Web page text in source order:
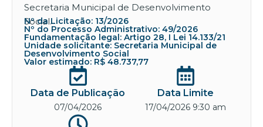
Secretaria Municipal de Desenvolvimento
Social.
Nº da Licitação: 13/2026
Nº do Processo Administrativo: 49/2026
Fundamentação legal: Artigo 28, I Lei 14.133/21
Unidade solicitante: Secretaria Municipal de
Desenvolvimento Social
Valor estimado: R$ 48.737,77
Data de Publicação
07/04/2026
Data Limite
17/04/2026 9:30 am